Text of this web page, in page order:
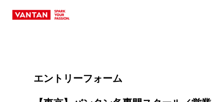
        エントリーフォーム